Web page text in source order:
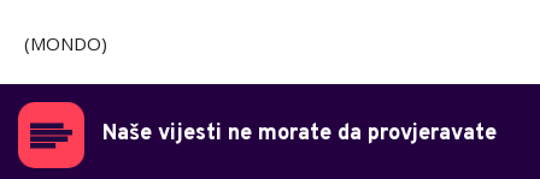
(MONDO)
Naše vijesti ne morate da provjeravate